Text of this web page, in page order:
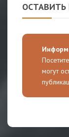
могут